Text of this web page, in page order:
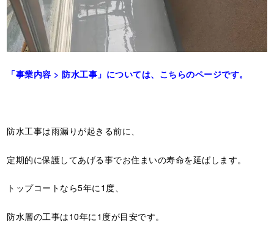
「事業内容 > 防水工事」については、こちらのページです。
防水工事は雨漏りが起きる前に、
定期的に保護してあげる事でお住まいの寿命を延ばします。
トップコートなら5年に1度、
防水層の工事は10年に1度が目安です。